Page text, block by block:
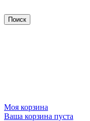
Моя корзина
Ваша корзина пуста